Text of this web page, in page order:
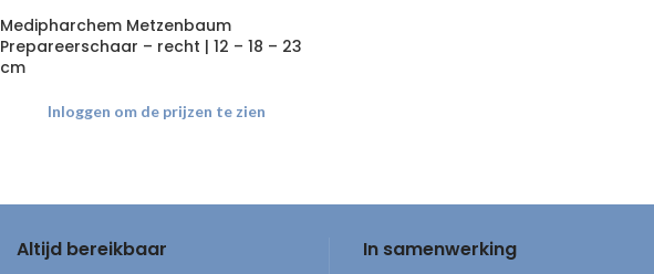
Medipharchem Metzenbaum
Prepareerschaar – recht | 12 – 18 – 23
cm
Inloggen om de prijzen te zien
Altijd bereikbaar In samenwerking